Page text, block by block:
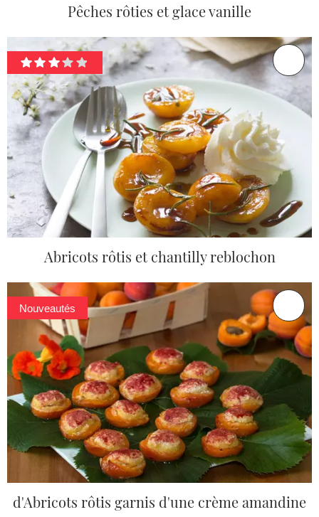
Pêches rôties et glace vanille
Abricots rôtis et chantilly reblochon
Nouveautés
d'Abricots rôtis garnis d'une crème amandine